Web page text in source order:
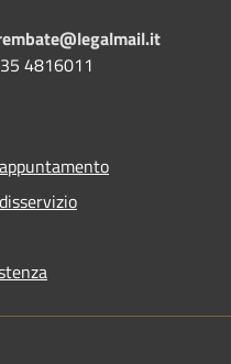
4816011